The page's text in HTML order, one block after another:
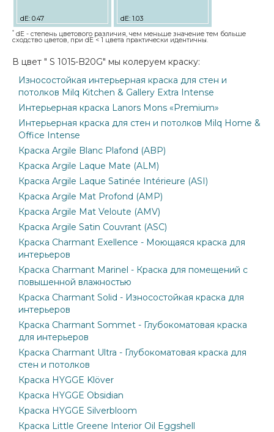
dE: 0.47 dE: 1.03
* dE - степень цветового различия, чем меньше значение тем больше
сходство цветов, при dE < 1 цвета практически идентичны.
В цвет " S 1015-B20G" мы колеруем краску:
Износостойкая интерьерная краска для стен и
потолков Milq Kitchen & Gallery Extra Intense
Интерьерная краска Lanors Mons «Premium»
Интерьерная краска для стен и потолков Milq Home &
Office Intense
Краска Argile Blanc Plafond (ABP)
Краска Argile Laque Mate (ALM)
Краска Argile Laque Satinée Intérieure (ASI)
Краска Argile Mat Profond (AMP)
Краска Argile Mat Veloute (AMV)
Краска Argile Satin Couvrant (ASC)
Краска Charmant Exellence - Моющаяся краска для
интерьеров
Краска Charmant Marinel - Краска для помещений с
повышенной влажностью
Краска Charmant Solid - Износостойкая краска для
интерьеров
Краска Charmant Sommet - Глубокоматовая краска
для интерьеров
Краска Charmant Ultra - Глубокоматовая краска для
стен и потолков
Краска HYGGE Klöver
Краска HYGGE Obsidian
Краска HYGGE Silverbloom
Краска Little Greene Interior Oil Eggshell